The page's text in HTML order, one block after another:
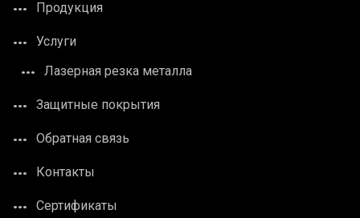
Продукция
Услуги
Лазерная резка металла
Защитные покрытия
Обратная связь
Контакты
Сертификаты